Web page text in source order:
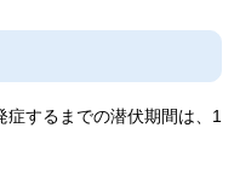
するまでの潜伏期間は、1